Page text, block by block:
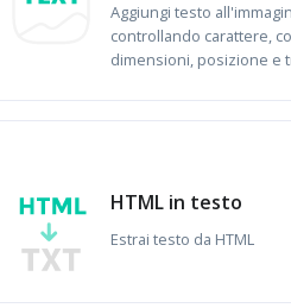
Aggiungi testo
controllando carattere,
dimensioni, posizione e
HTML in testo
Estrai testo da HTML